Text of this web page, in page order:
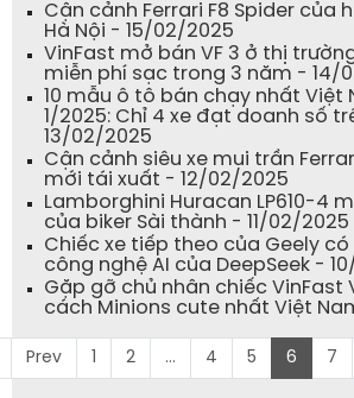
Cận cảnh Ferrari F8 Spider của
Hà Nội - 15/02/2025
VinFast mở bán VF 3 ở thị
miễn phí sạc trong 3 năm - 14/
10 mẫu ô tô bán chạy nhất Việt
1/2025: Chỉ 4 xe đạt doanh số
13/02/2025
Cận cảnh siêu xe mui trần
mới tái xuất - 12/02/2025
Lamborghini Huracan LP610-4
của biker Sài thành - 11/02/2025
Chiếc xe tiếp theo của Geely
công nghệ AI của DeepSeek -
Gặp gỡ chủ nhân chiếc VinFast
cách Minions cute nhất Việt
Prev 1 2 ... 4 5 6 7